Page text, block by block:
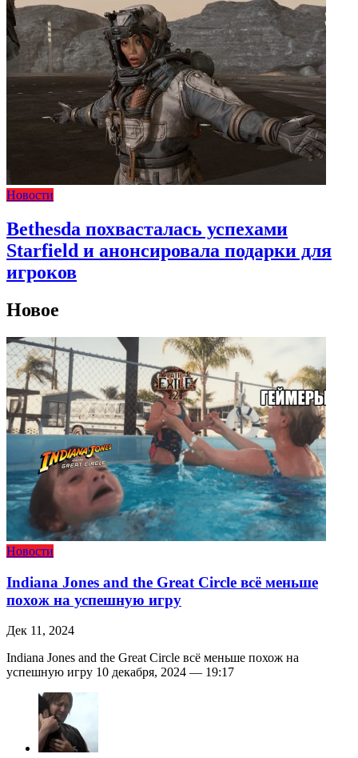
Новости
Bethesda похвасталась успехами
Starfield и анонсировала подарки для
игроков
Новое
Новости
Indiana Jones and the Great Circle всё меньше
похож на успешную игру
Дек 11, 2024
Indiana Jones and the Great Circle всё меньше похож на
успешную игру 10 декабря, 2024 — 19:17